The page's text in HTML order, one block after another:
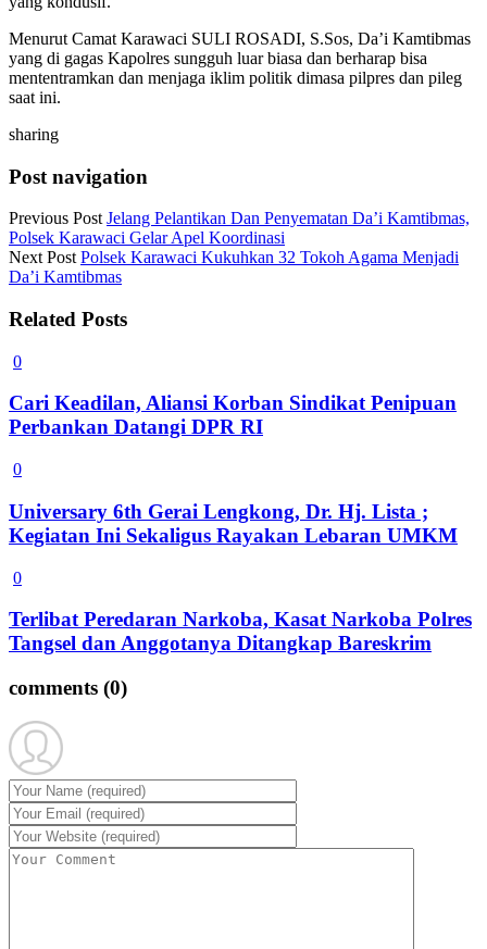
Menurut Camat Karawaci SULI ROSADI, S.Sos, Da’i Kamtibmas
yang di gagas Kapolres sungguh luar biasa dan berharap bisa
mententramkan dan menjaga iklim politik dimasa pilpres dan pileg
saat ini.
sharing
Post navigation
Previous Post Jelang Pelantikan Dan Penyematan Da’i Kamtibmas,
Polsek Karawaci Gelar Apel Koordinasi
Next Post Polsek Karawaci Kukuhkan 32 Tokoh Agama Menjadi
Da’i Kamtibmas
Related Posts
0
Cari Keadilan, Aliansi Korban Sindikat Penipuan
Perbankan Datangi DPR RI
0
Universary 6th Gerai Lengkong, Dr. Hj. Lista ;
Kegiatan Ini Sekaligus Rayakan Lebaran UMKM
0
Terlibat Peredaran Narkoba, Kasat Narkoba Polres
Tangsel dan Anggotanya Ditangkap Bareskrim
comments (0)